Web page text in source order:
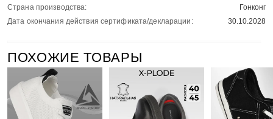
Страна производства:
Гонконг
Дата окончания действия сертификата/декларации:
30.10.2028
ПОХОЖИЕ ТОВАРЫ